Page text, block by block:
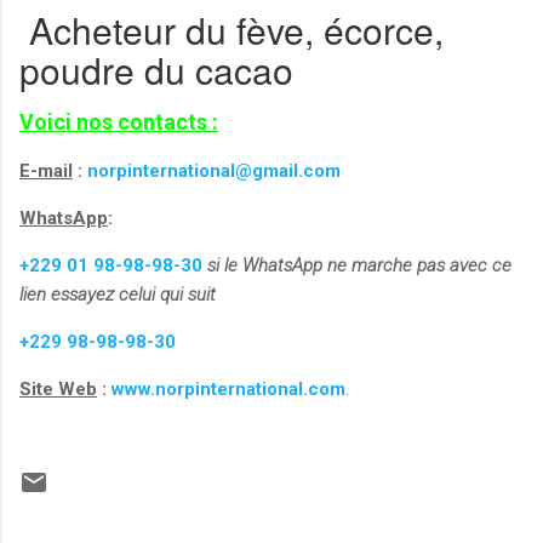
Acheteur du fève, écorce,
poudre du cacao
Voici nos contacts :
E-mail : norpinternational@gmail.com
WhatsApp:
+229 01 98-98-98-30 si le WhatsApp ne marche pas avec ce
lien essayez celui qui suit
+229 98-98-98-30
Site Web :www.norpinternational.com.